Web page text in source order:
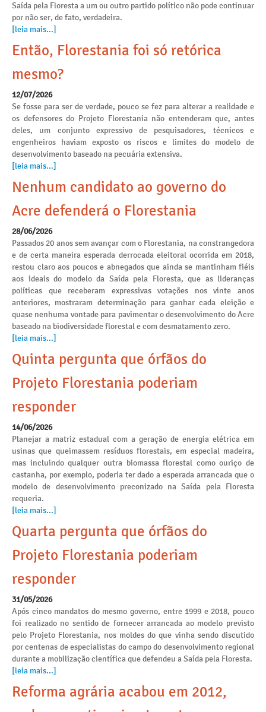
Saída pela Floresta a um ou outro partido político não pode continuar
por não ser, de fato, verdadeira.
[leia mais...]
Então, Florestania foi só retórica
mesmo?
12/07/2026
Se fosse para ser de verdade, pouco se fez para alterar a realidade e
os defensores do Projeto Florestania não entenderam que, antes
deles, um conjunto expressivo de pesquisadores, técnicos e
engenheiros haviam exposto os riscos e limites do modelo de
desenvolvimento baseado na pecuária extensiva.
[leia mais...]
Nenhum candidato ao governo do
Acre defenderá o Florestania
28/06/2026
Passados 20 anos sem avançar com o Florestania, na constrangedora
e de certa maneira esperada derrocada eleitoral ocorrida em 2018,
restou claro aos poucos e abnegados que ainda se mantinham fiéis
aos ideais do modelo da Saída pela Floresta, que as lideranças
políticas que receberam expressivas votações nos vinte anos
anteriores, mostraram determinação para ganhar cada eleição e
quase nenhuma vontade para pavimentar o desenvolvimento do Acre
baseado na biodiversidade florestal e com desmatamento zero.
[leia mais...]
Quinta pergunta que órfãos do
Projeto Florestania poderiam
responder
14/06/2026
Planejar a matriz estadual com a geração de energia elétrica em
usinas que queimassem resíduos florestais, em especial madeira,
mas incluindo qualquer outra biomassa florestal como ouriço de
castanha, por exemplo, poderia ter dado a esperada arrancada que o
modelo de desenvolvimento preconizado na Saída pela Floresta
requeria.
[leia mais...]
Quarta pergunta que órfãos do
Projeto Florestania poderiam
responder
31/05/2026
Após cinco mandatos do mesmo governo, entre 1999 e 2018, pouco
foi realizado no sentido de fornecer arrancada ao modelo previsto
pelo Projeto Florestania, nos moldes do que vinha sendo discutido
por centenas de especialistas do campo do desenvolvimento regional
durante a mobilização científica que defendeu a Saída pela Floresta.
[leia mais...]
Reforma agrária acabou em 2012,